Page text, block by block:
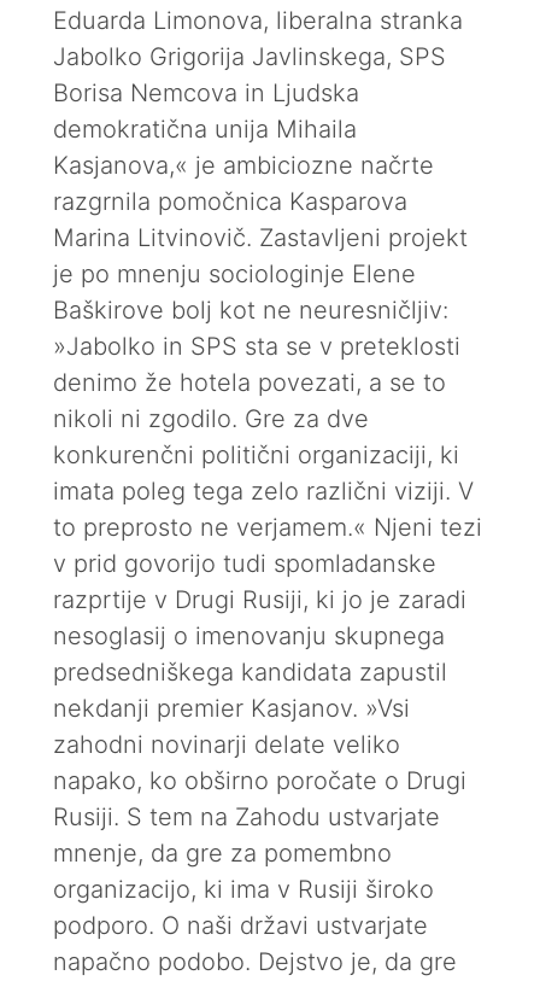
Eduarda Limonova, liberalna stranka
Jabolko Grigorija Javlinskega, SPS
Borisa Nemcova in Ljudska
demokratična unija Mihaila
Kasjanova,« je ambiciozne načrte
razgrnila pomočnica Kasparova
Marina Litvinovič. Zastavljeni projekt
je po mnenju sociologinje Elene
Baškirove bolj kot ne neuresničljiv:
»Jabolko in SPS sta se v preteklosti
denimo že hotela povezati, a se to
nikoli ni zgodilo. Gre za dve
konkurenčni politični organizaciji, ki
imata poleg tega zelo različni viziji. V
to preprosto ne verjamem.« Njeni tezi
v prid govorijo tudi spomladanske
razprtije v Drugi Rusiji, ki jo je zaradi
nesoglasij o imenovanju skupnega
predsedniškega kandidata zapustil
nekdanji premier Kasjanov. »Vsi
zahodni novinarji delate veliko
napako, ko obširno poročate o Drugi
Rusiji. S tem na Zahodu ustvarjate
mnenje, da gre za pomembno
organizacijo, ki ima v Rusiji široko
podporo. O naši državi ustvarjate
napačno podobo. Dejstvo je, da gre